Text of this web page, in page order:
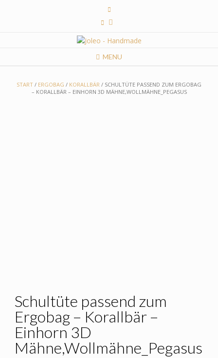
MENU
START / ERGOBAG / KORALLBÄR / SCHULTÜTE PASSEND ZUM ERGOBAG
– KORALLBÄR – EINHORN 3D MÄHNE,WOLLMÄHNE_PEGASUS
Schultüte passend zum
Ergobag – Korallbär –
Einhorn 3D
Mähne,Wollmähne_Pegasus